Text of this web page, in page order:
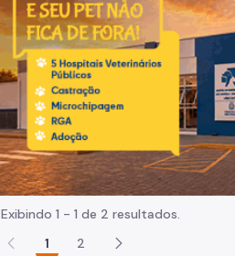
Normas e
Exibindo 1 - 1 de 2 resultados.
1
2